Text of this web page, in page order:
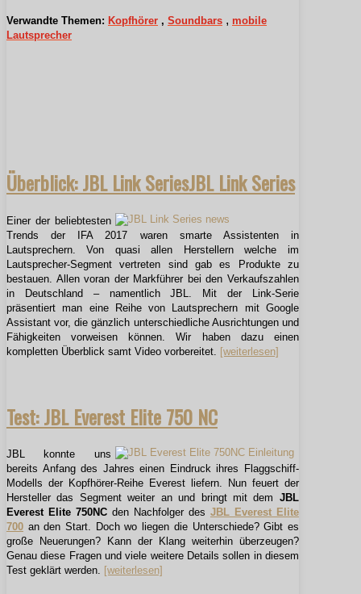
Verwandte Themen: Kopfhörer , Soundbars , mobile
Lautsprecher
Überblick: JBL Link SeriesJBL Link Series
Einer der beliebtesten
Trends der IFA 2017 waren smarte Assistenten in
Lautsprechern. Von quasi allen Herstellern welche im
Lautsprecher-Segment vertreten sind gab es Produkte zu
bestauen. Allen voran der Markführer bei den Verkaufszahlen
in Deutschland – namentlich JBL. Mit der Link-Serie
präsentiert man eine Reihe von Lautsprechern mit Google
Assistant vor, die gänzlich unterschiedliche Ausrichtungen und
Fähigkeiten vorweisen können. Wir haben dazu einen
kompletten Überblick samt Video vorbereitet. [weiterlesen]
Test: JBL Everest Elite 750 NC
JBL konnte uns
bereits Anfang des Jahres einen Eindruck ihres Flaggschiff-
Modells der Kopfhörer-Reihe Everest liefern. Nun feuert der
Hersteller das Segment weiter an und bringt mit dem JBL
Everest Elite 750NCden Nachfolger des JBL Everest Elite
700 an den Start. Doch wo liegen die Unterschiede? Gibt es
große Neuerungen? Kann der Klang weiterhin überzeugen?
Genau diese Fragen und viele weitere Details sollen in diesem
Test geklärt werden. [weiterlesen]